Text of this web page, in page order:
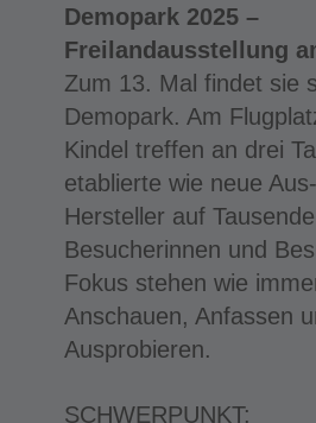
Demopark 2025 –
Freilandausstellung
Zum 13. Mal findet sie
Demopark. Am
Kindel treffen an drei
etablierte wie neue
Hersteller auf Tausende
Besucherinnen und
Fokus stehen wie
Anschauen, Anfassen
Ausprobieren.
SCHWERPUNKT: